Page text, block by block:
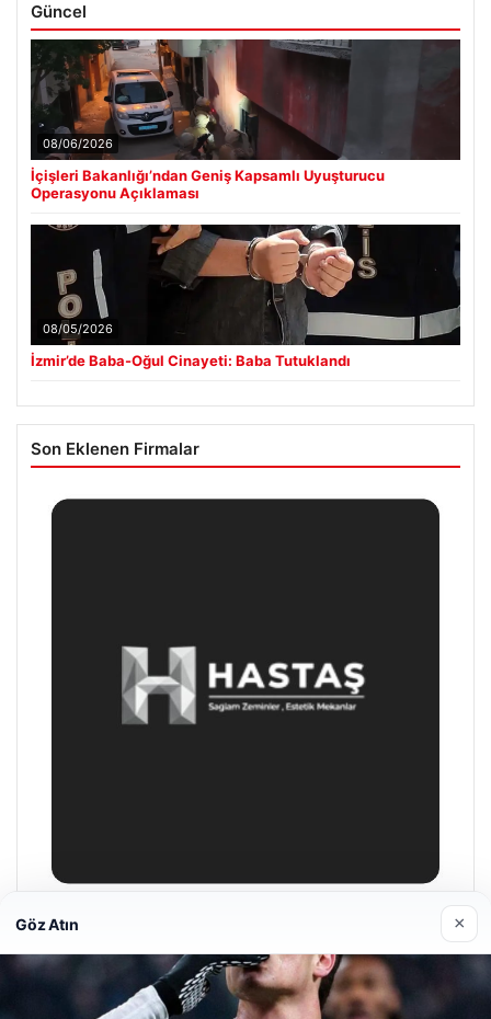
Güncel
08/06/2026
İçişleri Bakanlığı’ndan Geniş Kapsamlı Uyuşturucu
Operasyonu Açıklaması
08/05/2026
İzmir’de Baba-Oğul Cinayeti: Baba Tutuklandı
Son Eklenen Firmalar
Hastaş Beton
05/26/2026
Göz Atın ×